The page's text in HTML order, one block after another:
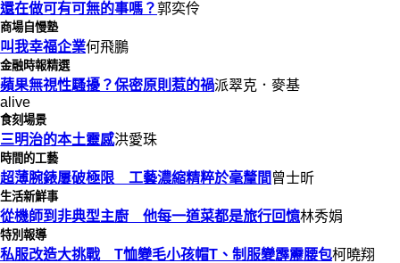
還在做可有可無的事嗎？郭奕伶
商場自慢塾
叫我幸福企業何飛鵬
金融時報精選
蘋果無視性騷擾？保密原則惹的禍派翠克．麥基
alive
食刻場景
三明治的本土靈感洪愛珠
時間的工藝
超薄腕錶屢破極限 工藝濃縮精粹於毫釐間 曾士昕
生活新鮮事
從機師到非典型主廚 他每一道菜都是旅行回憶林秀娟
特別報導
私服改造大挑戰 T恤變毛小孩帽T、制服變霹靂腰包柯曉翔